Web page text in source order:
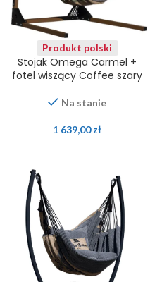
Produkt polski
Stojak Omega Carmel +
fotel wiszący Coffee szary
Na stanie
1 639,00zł